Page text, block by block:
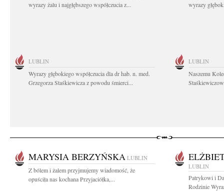
wyrazy żalu i najgłębszego współczucia z...
wyrazy
LUBLIN
Wyrazy głębokiego współczucia dla dr hab. n. med.
Grzegorza Staśkiewicza z powodu śmierci...
LUBLIN
Naszemu
MARYSIA BERZYŃSKA LUBLIN
Z bólem i żalem przyjmujemy wiadomość, że
opuściła nas kochana Przyjaciółka,...
LUBLIN
Patrykowi i
Rodzinie